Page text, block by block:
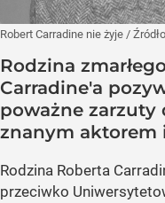
Robert Carradine nie żyje /
Rodzina
Carradine'a
poważne zarzuty
znanym aktorem
Rodzina Roberta
przeciwko